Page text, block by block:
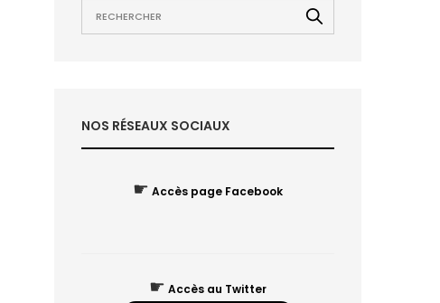
NOS RÉSEAUX SOCIAUX
☛ Accès page Facebook
☛ Accès au Twitter